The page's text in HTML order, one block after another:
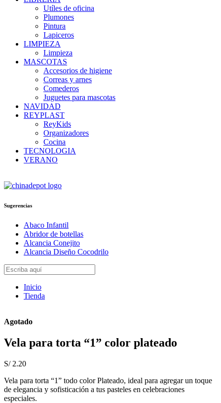
Utíles de oficina
Plumones
Pintura
Lapiceros
LIMPIEZA
Limpieza
MASCOTAS
Accesorios de higiene
Correas y arnes
Comederos
Juguetes para mascotas
NAVIDAD
REYPLAST
ReyKids
Organizadores
Cocina
TECNOLOGIA
VERANO
Sugerencias
Abaco Infantil
Abridor de botellas
Alcancia Conejito
Alcancia Diseño Cocodrilo
Inicio
Tienda
Agotado
Vela para torta “1” color plateado
S/2.20
Vela para torta “1” todo color Plateado, ideal para agregar un toque
de elegancia y sofisticación a tus pasteles en celebraciones
especiales.